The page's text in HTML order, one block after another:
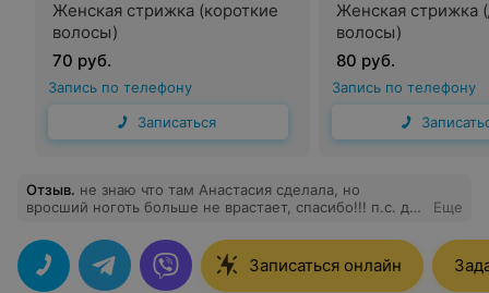
Женская стрижка (короткие
волосы)
70 руб.
Запись по телефону
Записаться
Женская стрижка
волосы)
80 руб.
Запись по телефону
Отзыв. не знаю что там Анастасия сделала, но
вросший ноготь больше не врастает, спасибо!!! п.с. до
Еще
Записаться онлайн